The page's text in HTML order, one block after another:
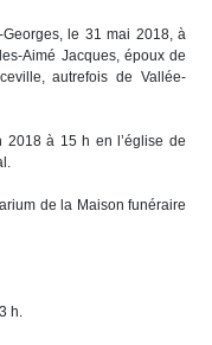
le 31 mai 2018, à
Aimé Jacques, époux de
autrefois de Vallée-
à 15 h en l’église de
de la Maison funéraire
h.